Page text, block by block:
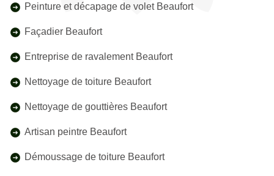
Peinture et décapage de volet Beaufort
Façadier Beaufort
Entreprise de ravalement Beaufort
Nettoyage de toiture Beaufort
Nettoyage de gouttières Beaufort
Artisan peintre Beaufort
Démoussage de toiture Beaufort